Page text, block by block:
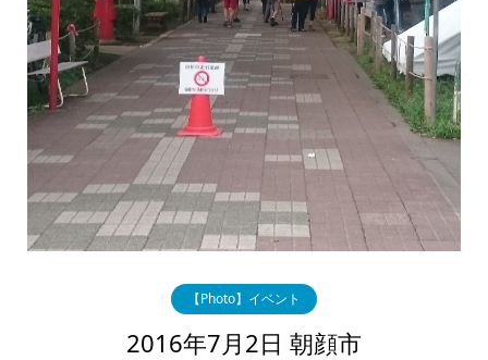
【Photo】イベント
2016年7月2日 朝顔市